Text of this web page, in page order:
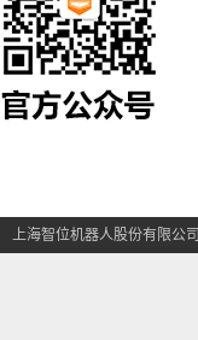
上海智位机器人股份有限公司